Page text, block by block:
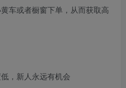
车或者橱窗下单，从而获取高
，新人永远有机会